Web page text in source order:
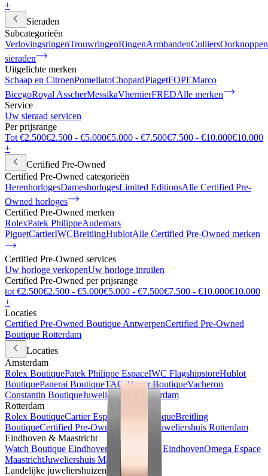
+
Sieraden
Subcategorieën
VerlovingsringenTrouwringenRingenArmbandenColliersOorknoppen
sieraden
Uitgelichte merken
Schaap en CitroenPomellatoChopardPiagetFOPEMarco
BicegoRoyal AsscherMessikaVhernierFREDAlle merken
Service
Uw sieraad servicen
Per prijsrange
Tot €2.500€2.500 - €5.000€5.000 - €7.500€7.500 - €10.000€10.000
+
Certified Pre-Owned
Certified Pre-Owned categorieën
HerenhorlogesDameshorlogesLimited EditionsAlle Certified Pre-
Owned horloges
Certified Pre-Owned merken
RolexPatek PhilippeAudemars
PiguetCartierIWCBreitlingHublotAlle Certified Pre-Owned merken
Certified Pre-Owned services
Uw horloge verkopenUw horloge inruilen
Certified Pre-Owned per prijsrange
tot €2.500€2.500 - €5.000€5.000 - €7.500€7.500 - €10.000€10.000
+
Locaties
Certified Pre-Owned Boutique AntwerpenCertified Pre-Owned
Boutique Rotterdam
Locaties
Amsterdam
Rolex BoutiquePatek Philippe EspaceIWC FlagshipstoreHublot
BoutiquePanerai BoutiqueTAG Heuer BoutiqueVacheron
Constantin BoutiqueJuweliershuis Amsterdam
Rotterdam
Rolex BoutiqueCartier Espace IWC BoutiqueBreitling
BoutiqueCertified Pre-Owned Boutique
Juweliershuis Rotterdam
Eindhoven & Maastricht
Watch Boutique Eindhoven
Juweliershuis EindhovenOmega Espace
MaastrichtJuweliershuis Maastricht
Landelijke juweliershuizen